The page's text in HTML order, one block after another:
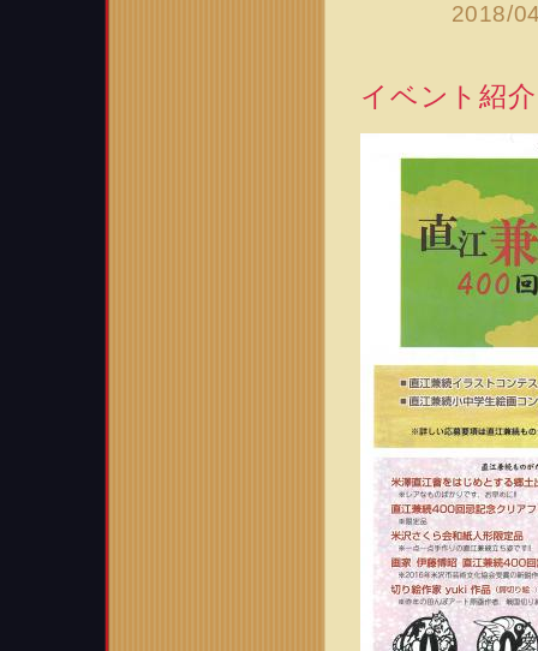
2018/
イベント紹介